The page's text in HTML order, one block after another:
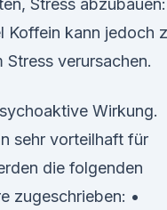
Stress abzubauen:
Koffein kann jedoch
verursachen.
Wirkung.
sehr vorteilhaft für
die folgenden
zugeschrieben: •